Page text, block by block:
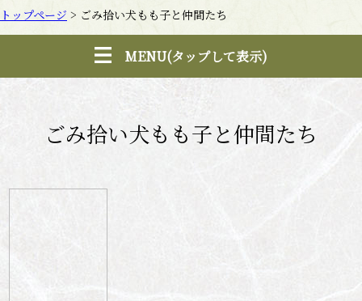
トップページ > ごみ拾い犬もも子と仲間たち
MENU(タップして表示)
ごみ拾い犬もも子と仲間たち